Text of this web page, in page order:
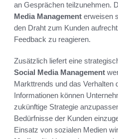
an Gesprächen teilzunehmen.
Media Management erweisen
den Draht zum Kunden
Feedback zu reagieren.
Zusätzlich liefert eine
Social Media Management
Markttrends und das Verhalten
Informationen können
zukünftige Strategie
Bedürfnisse der Kunden
Einsatz von sozialen Medien